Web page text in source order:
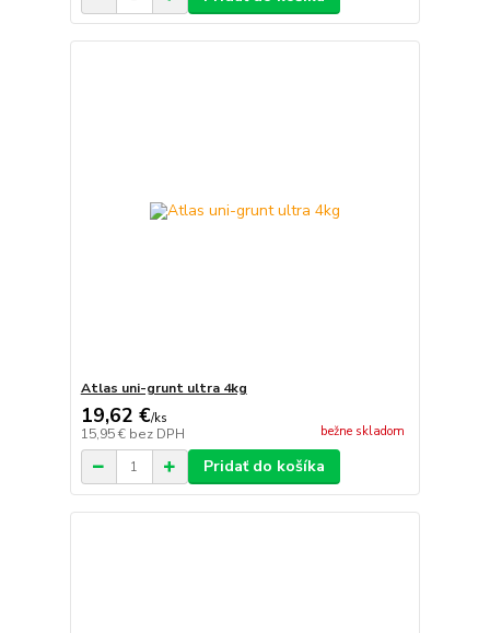
Atlas uni-grunt ultra 4kg
19,62 €/ks
15,95 € bez DPH bežne skladom
Pridať do košíka